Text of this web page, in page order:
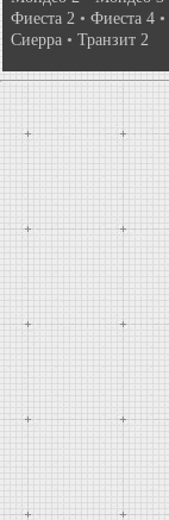
Фиеста 2 • Фиеста 4 •
Сиерра • Транзит 2